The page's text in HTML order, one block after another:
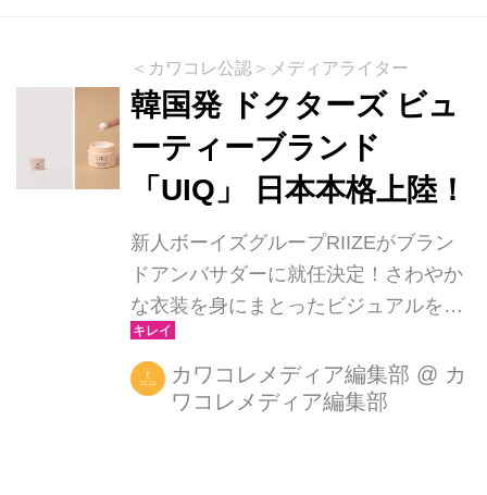
＜カワコレ公認＞メディアライター
韓国発 ドクターズ ビュ
ーティーブランド
「UIQ」 日本本格上陸！
新人ボーイズグループRIIZEがブラン
ドアンバサダーに就任決定！さわやか
な衣装を身にまとったビジュアルを初
公開
カワコレメディア編集部 @ カ
ワコレメディア編集部